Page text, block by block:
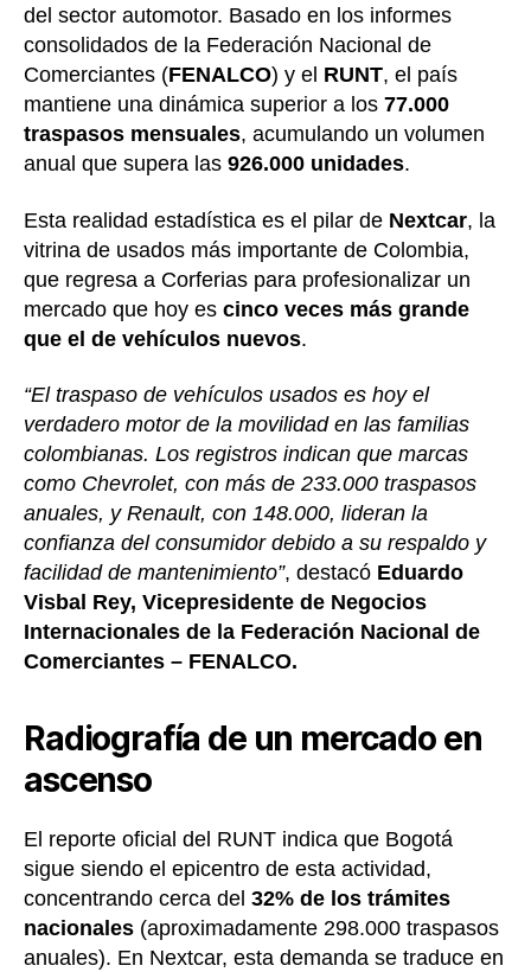
del sector automotor. Basado en los informes
consolidados de la Federación Nacional de
Comerciantes (FENALCO) y el RUNT, el país
mantiene una dinámica superior a los 77.000
traspasos mensuales, acumulando un volumen
anual que supera las 926.000 unidades.
Esta realidad estadística es el pilar de Nextcar, la
vitrina de usados más importante de Colombia,
que regresa a Corferias para profesionalizar un
mercado que hoy es cinco veces más grande
que el de vehículos nuevos.
“El traspaso de vehículos usados es hoy el
verdadero motor de la movilidad en las familias
colombianas. Los registros indican que marcas
como Chevrolet, con más de 233.000 traspasos
anuales, y Renault, con 148.000, lideran la
confianza del consumidor debido a su respaldo y
facilidad de mantenimiento”, destacó Eduardo
Visbal Rey, Vicepresidente de Negocios
Internacionales de la Federación Nacional de
Comerciantes – FENALCO.
Radiografía de un mercado en
ascenso
El reporte oficial del RUNT indica que Bogotá
sigue siendo el epicentro de esta actividad,
concentrando cerca del 32% de los trámites
nacionales (aproximadamente 298.000 traspasos
anuales). En Nextcar, esta demanda se traduce en